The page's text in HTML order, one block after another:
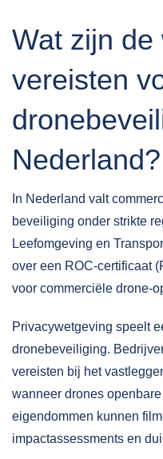
Wat zijn de
vereisten
Nederland?
In Nederland valt
beveiliging onder strikte
Leefomgeving en
over een ROC-certificaat
voor commerciële drone-
Privacywetgeving speelt
dronebeveiliging.
vereisten bij het
wanneer drones
eigendommen kunnen
impactassessments en